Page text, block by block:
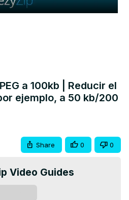
a 100kb | Reducir el
ejemplo, a 50 kb/200
Share 0 0
Video Guides